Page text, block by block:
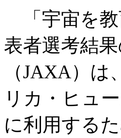
「宇宙を教
表者選考結
（JAXA）
リカ・ヒュ
に利用する